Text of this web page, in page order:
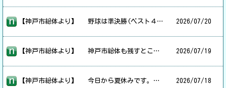
【神戸市総体より】 野球は準決勝(ベスト４)です。西区にある、雄岡山の見える神港橘高校の栄グラウンドで行われました。市立の高校の一グラウンドとは思えない、本格的な野球専用グラウンドです。 試合は力的には互角なのでしょうが、じりじりと土俵際に詰め寄る相手の攻めの前に、残念ながら一歩及びませんでした。試合後、神戸市３位の表彰をしていただきました。三日連続炎天下での試合、選手も応援の方々も、本当にお疲れさまでした。 本校の市総体はこれで終了し、県大会出場の部以外の運動部は３年生が引退します。残った２年生･１年生は８月一杯まで活動し、本校４７年間の運動部の部活動が幕を下ろす予定です。部活動最後の時まで、温かく見守って下されば幸いです。 2026/07/20
【神戸市総体より】 神戸市総体も残すところは野球のみとなりました。雨による順延のため、本来なら決勝戦で使う予定だった「あじさいスタジアム」を準々決勝(ベスト８)で使わせていただきます。電光掲示板に選手の名前が表示され、本格的です。こういう所での試合はまた格別ですね。 試合は序盤に入れた点を守り抜き、準決勝(ベスト４)に進出です。 2026/07/19
【神戸市総体より】 今日から夏休みです。神戸市総体も大詰めを迎え、灼熱の太陽のもと、野球の４回戦(ベスト16)、ソフトテニスの男子団体戦・女子個人戦がそれぞれベスト16からが行われました。 野球部は大原中のグラウンドで試合です。初回から得点し、リードを保ったままベスト８に進出しました。 ソフトテニスは明石公園のテニス場で行われました。駐車場満杯のため残念ながら会場にたどり着けず写真こそありませんが、男女ともベスト８を狙って挑みましたが一歩及ばず、ベスト16の記録です。個人戦の女子は県大会に出場します。 暑い中、頑張った選手の皆さん、保護者の方をはじめ応援に駆け付けた皆さん、本当にお疲れ様でした。 2026/07/18